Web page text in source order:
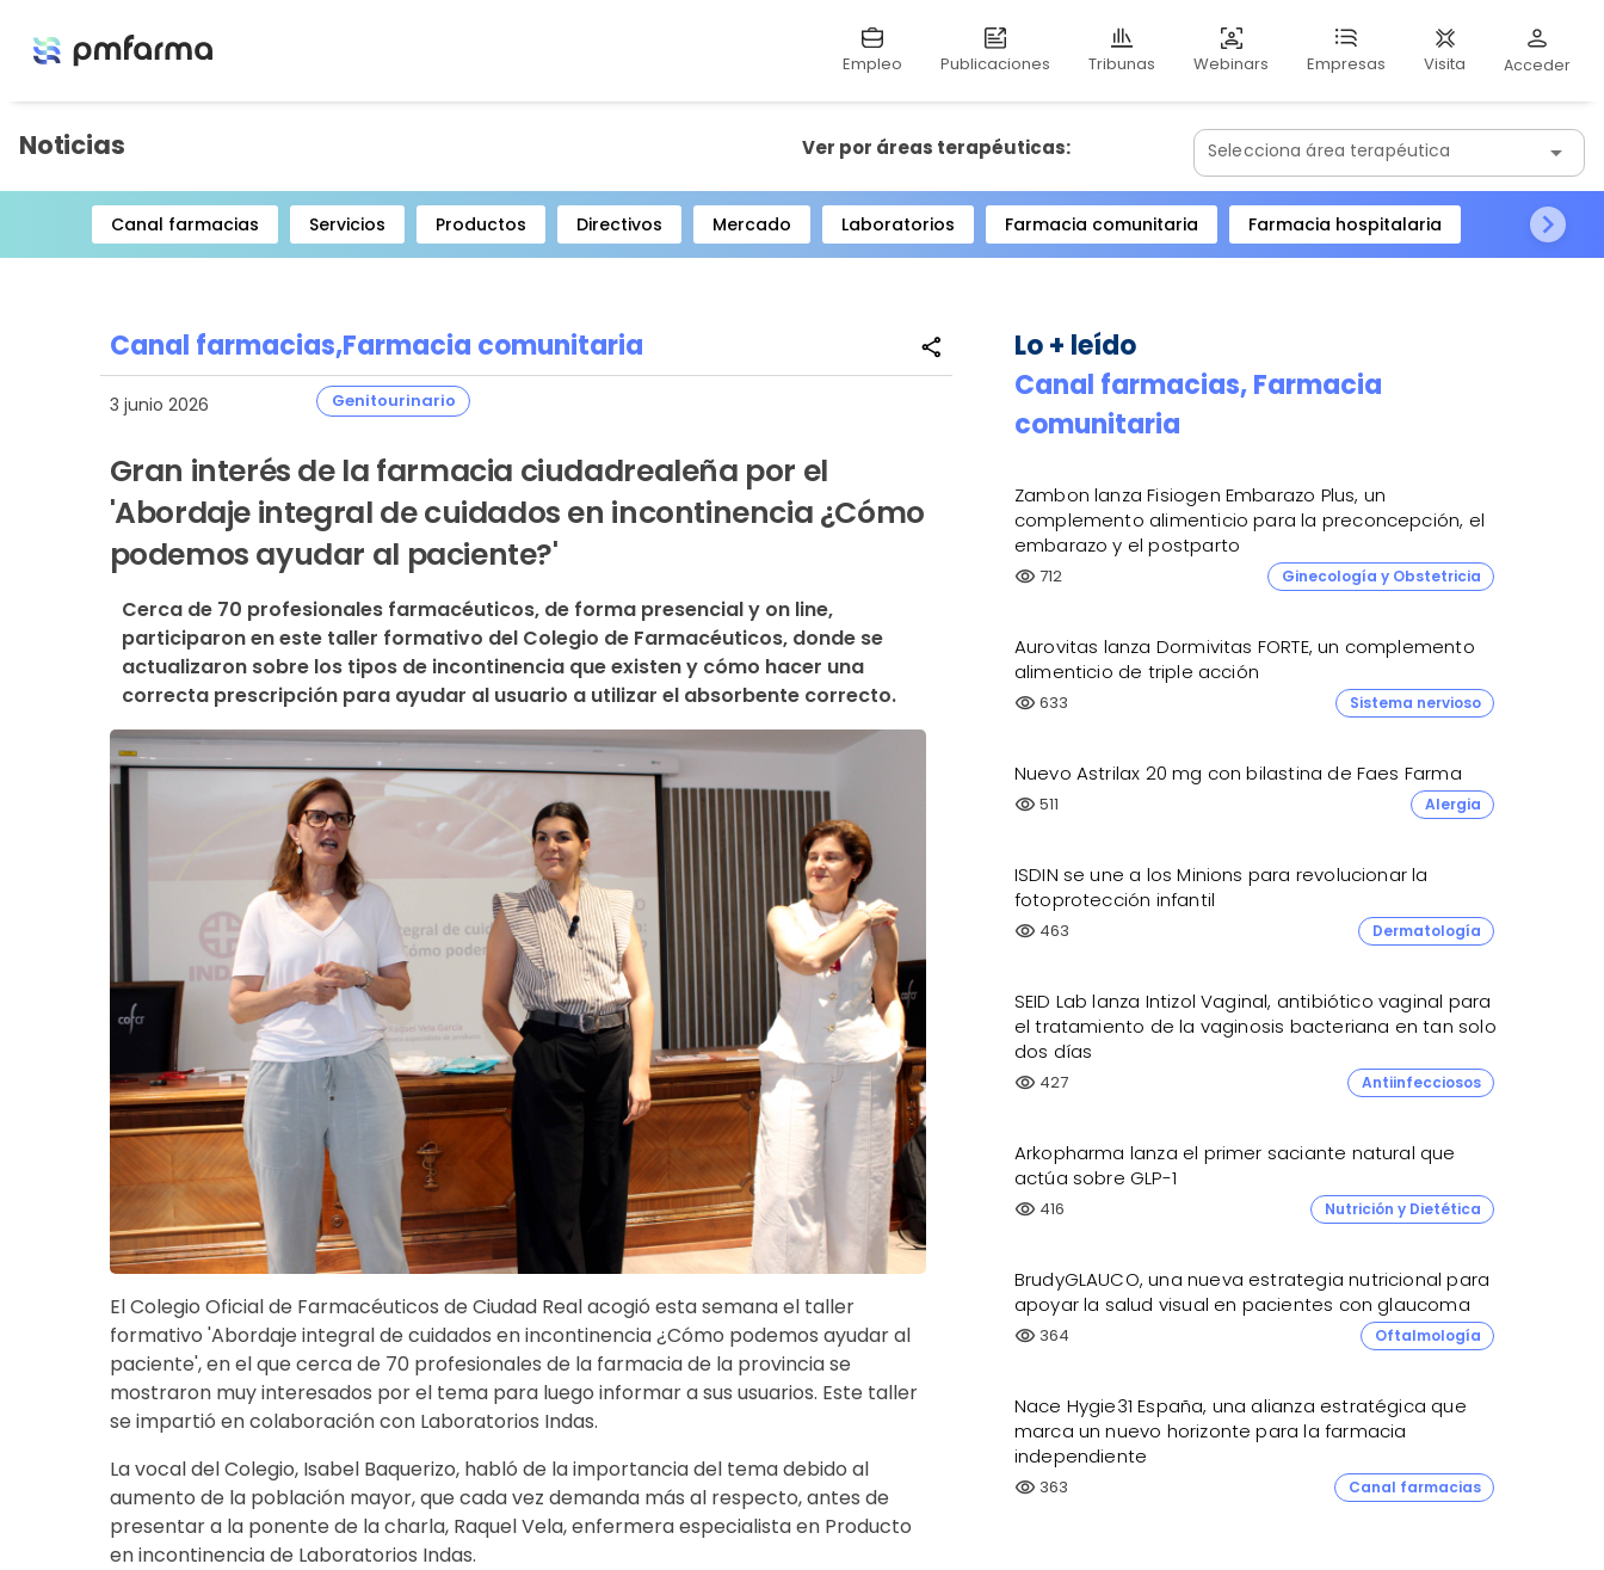
Empleo Publicaciones Tribunas Webinars Empresas Visita Acceder
Noticias Ver por áreas terapéuticas: Selecciona área terapéutica arrow_drop_down
Canal farmacias Servicios Productos Directivos Mercado Laboratorios Farmacia comunitaria
Farmacia hospitalaria
Item
Canal farmacias,Farmacia comunitaria share
3 junio 2026 Genitourinario
Gran interés de la farmacia ciudadrealeña por el
'Abordaje integral de cuidados en incontinencia ¿Cómo
podemos ayudar al paciente?'
Cerca de 70 profesionales farmacéuticos, de forma presencial y on line,
participaron en este taller formativo del Colegio de Farmacéuticos, donde se
actualizaron sobre los tipos de incontinencia que existen y cómo hacer una
correcta prescripción para ayudar al usuario a utilizar el absorbente correcto.
El Colegio Oficial de Farmacéuticos de Ciudad Real acogió esta semana el taller
formativo 'Abordaje integral de cuidados en incontinencia ¿Cómo podemos ayudar al
paciente', en el que cerca de 70 profesionales de la farmacia de la provincia se
mostraron muy interesados por el tema para luego informar a sus usuarios. Este taller
se impartió en colaboración con Laboratorios Indas.
La vocal del Colegio, Isabel Baquerizo, habló de la importancia del tema debido al
aumento de la población mayor, que cada vez demanda más al respecto, antes de
presentar a la ponente de la charla, Raquel Vela, enfermera especialista en Producto
en incontinencia de Laboratorios Indas.
Lo + leído
Canal farmacias,Farmacia
comunitaria
Zambon lanza Fisiogen Embarazo Plus, un
complemento alimenticio para la preconcepción, el
embarazo y el postparto
visibility 712 Ginecología y Obstetricia
Aurovitas lanza Dormivitas FORTE, un complemento
alimenticio de triple acción
visibility 633 Sistema nervioso
Nuevo Astrilax 20 mg con bilastina de Faes Farma
visibility 511 Alergia
ISDIN se une a los Minions para revolucionar la
fotoprotección infantil
visibility 463 Dermatología
SEID Lab lanza Intizol Vaginal, antibiótico vaginal para
el tratamiento de la vaginosis bacteriana en tan solo
dos días
visibility 427 Antiinfecciosos
Arkopharma lanza el primer saciante natural que
actúa sobre GLP-1
visibility 416 Nutrición y Dietética
BrudyGLAUCO, una nueva estrategia nutricional para
apoyar la salud visual en pacientes con glaucoma
visibility 364 Oftalmología
Nace Hygie31 España, una alianza estratégica que
marca un nuevo horizonte para la farmacia
independiente
visibility 363 Canal farmacias